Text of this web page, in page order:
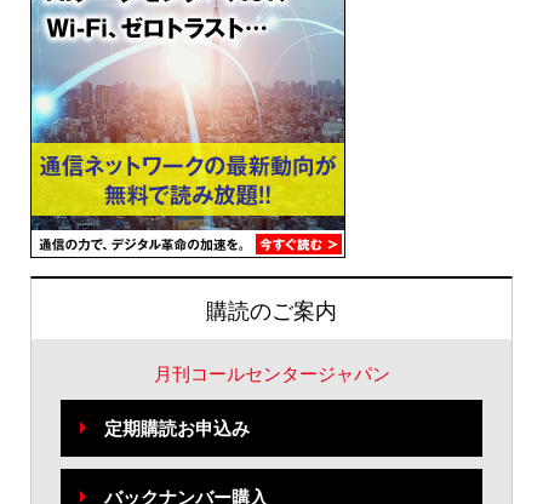
購読のご案内
月刊コールセンタージャパン
定期購読お申込み
バックナンバー購入